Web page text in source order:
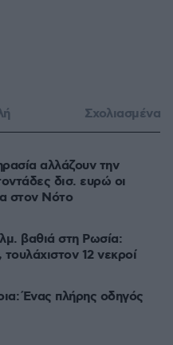
Σχολιασμένα
αλλάζουν την
δισ. ευρώ οι
στον Νότο
βαθιά στη Ρωσία:
12 νεκροί
Ένας πλήρης οδηγός